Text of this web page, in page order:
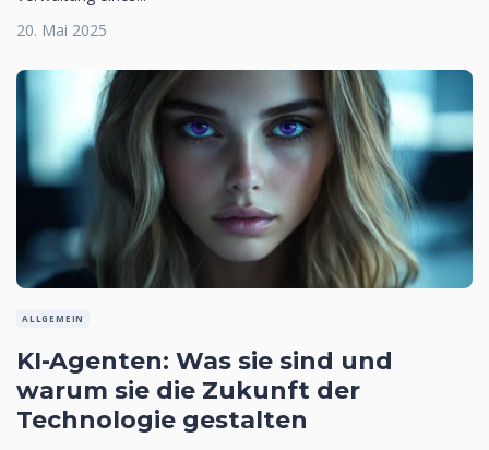
20. Mai 2025
ALLGEMEIN
KI-Agenten: Was sie sind und
warum sie die Zukunft der
Technologie gestalten